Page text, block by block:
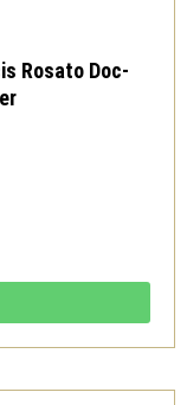
Rosato Doc-